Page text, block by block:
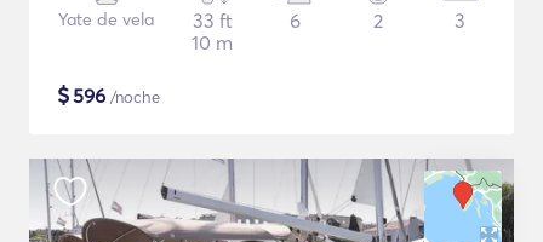
Yate de vela
33 ft
10 m
6 2 3
$596 /noche